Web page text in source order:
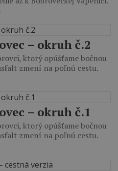
– okruh č.2
ktorý opúšťame bočnou
zmení na poľnú cestu.
– okruh č.1
ktorý opúšťame bočnou
zmení na poľnú cestu.